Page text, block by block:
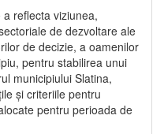
reflecta viziunea,
de dezvoltare ale
de decizie, a oamenilor
pentru stabilirea unui
municipiului Slatina,
și criteriile pentru
pentru perioada de